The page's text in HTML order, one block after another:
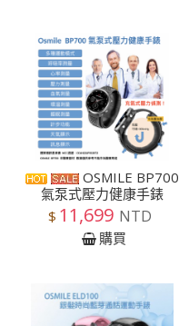
OSMILE BP700
氣泵式壓力健康手錶
$ 11,699 NTD
購買